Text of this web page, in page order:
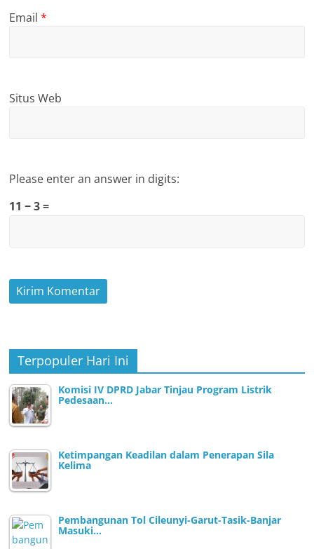
Email*
Situs Web
Please enter an answer in digits:
11 − 3 =
Terpopuler Hari Ini
Komisi IV DPRD Jabar Tinjau Program Listrik
Pedesaan…
Ketimpangan Keadilan dalam Penerapan Sila
Kelima
Pembangunan Tol Cileunyi-Garut-Tasik-Banjar
Masuki…